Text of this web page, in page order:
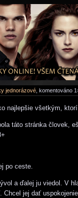
jednorázové , komentováno
najlepšie všetkým,
táto stránka človek,
po ceste.
a ďalej ju viedol. V
Chcel jej dať